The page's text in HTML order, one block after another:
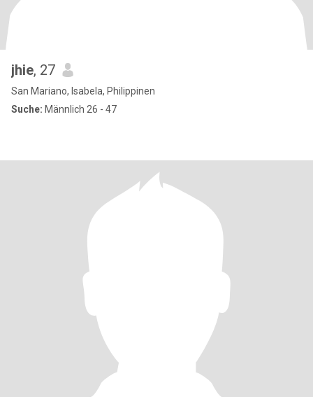
jhie, 27
San Mariano, Isabela, Philippinen
Suche: Männlich 26 - 47